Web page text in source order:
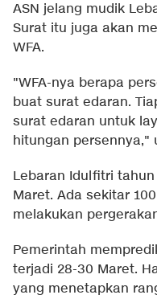
ASN jelang mudik
Surat itu juga akan
WFA.
"WFA-nya berapa
buat surat edaran.
surat edaran untuk
hitungan persennya,"
Lebaran Idulfitri
Maret. Ada sekitar
melakukan
Pemerintah
terjadi 28-30 Maret.
yang menetapkan